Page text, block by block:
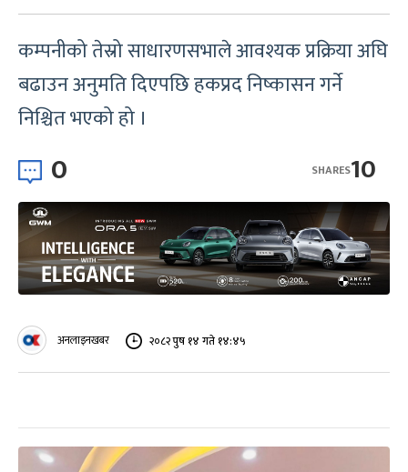
कम्पनीको तेस्रो साधारणसभाले आवश्यक प्रक्रिया अघि
बढाउन अनुमति दिएपछि हकप्रद निष्कासन गर्ने
निश्चित भएको हो ।
0 10
SHARES
अनलाइनखबर २०८२ पुष १४ गते १४:४५